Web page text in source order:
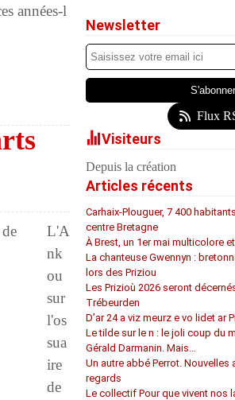
années-l
L'A
nk
ou
sur
l'os
sua
ire
de
Newsletter
Flux
Visiteurs
Depuis la création
Articles récents
Carhaix-Plouguer, 7 400
centre Bretagne
À Brest, un 1er mai multicolore
La chanteuse Gwennyn :
lors des Priziou
Les Prizioù 2026 seront
Trébeurden
D’ar 24 a viz meurz e vo lidet ar
Le tilde sur le n : le joli coup du
Gérald Darmanin. Mais…
Un autre abbé Perrot. Nouvelles
regards
Le collectif Pour que vivent nos